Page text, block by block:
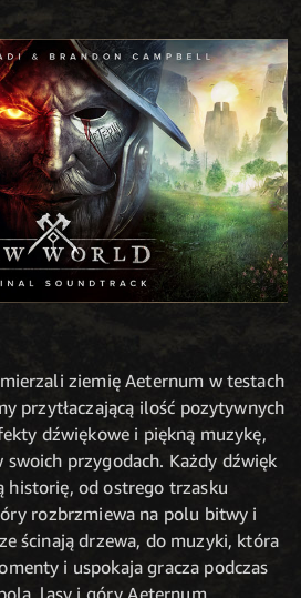
ziemię Aeternum w testach
przytłaczającą ilość pozytywnych
dźwiękowe i piękną muzykę,
przygodach. Każdy dźwięk
historię, od ostrego trzasku
rozbrzmiewa na polu bitwy i
ścinają drzewa, do muzyki, która
i uspokaja gracza podczas